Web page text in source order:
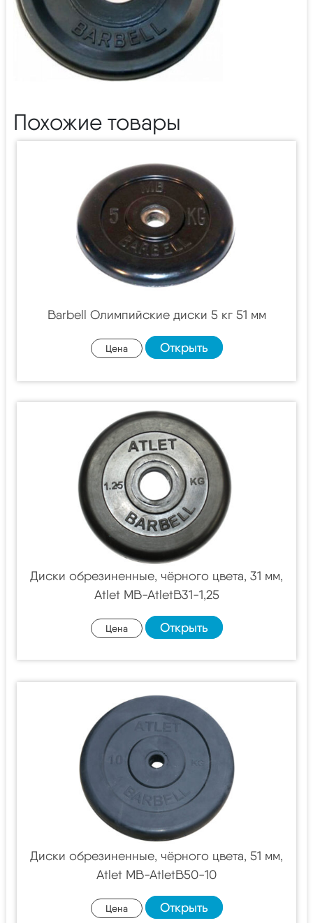
Похожие товары
Barbell Олимпийские диски 5 кг 51 мм
Цена Открыть
Диски обрезиненные, чёрного цвета, 31 мм,
Atlet MB-AtletB31-1,25
Цена Открыть
Диски обрезиненные, чёрного цвета, 51 мм,
Atlet MB-AtletB50-10
Цена Открыть